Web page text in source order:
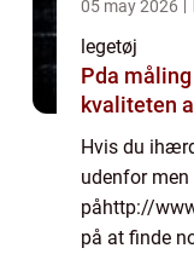
05 may 2026
legetøj
Pda
kvaliteten
Hvis du
udenfor men
påhttp://
på at finde